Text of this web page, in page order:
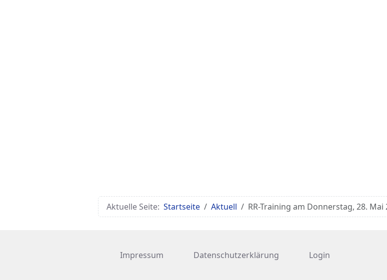
Aktuelle Seite: Startseite Aktuell RR-Training am Donnerstag, 28.
Impressum Datenschutzerklärung Login